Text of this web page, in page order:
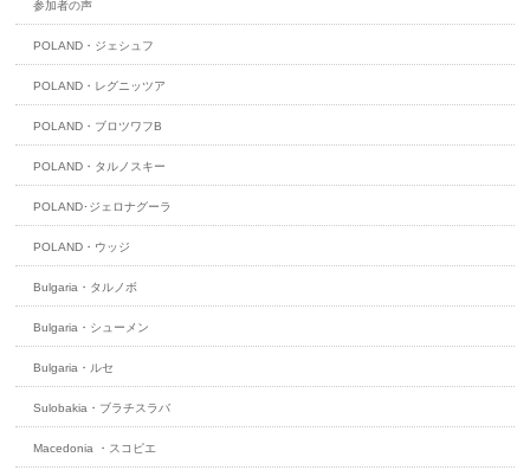
参加者の声
POLAND・ジェシュフ
POLAND・レグニッツア
POLAND・ブロツワフB
POLAND・タルノスキー
POLAND･ジェロナグーラ
POLAND・ウッジ
Bulgaria・タルノボ
Bulgaria・シューメン
Bulgaria・ルセ
Sulobakia・ブラチスラバ
Macedonia ・スコピエ